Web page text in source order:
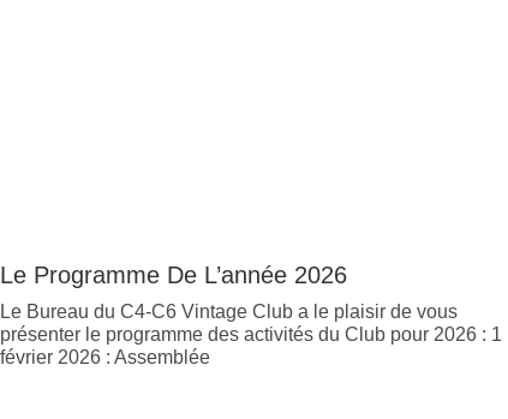
Le Programme De L’année 2026
Le Bureau du C4-C6 Vintage Club a le plaisir de vous
présenter le programme des activités du Club pour 2026 : 1
février 2026 : Assemblée